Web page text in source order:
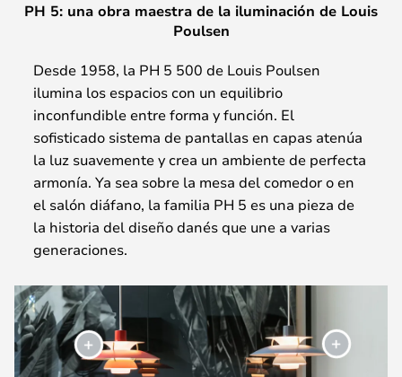
PH 5: una obra maestra de la iluminación de Louis
Poulsen
Desde 1958, la PH 5 500 de Louis Poulsen
ilumina los espacios con un equilibrio
inconfundible entre forma y función. El
sofisticado sistema de pantallas en capas atenúa
la luz suavemente y crea un ambiente de perfecta
armonía. Ya sea sobre la mesa del comedor o en
el salón diáfano, la familia PH 5 es una pieza de
la historia del diseño danés que une a varias
generaciones.